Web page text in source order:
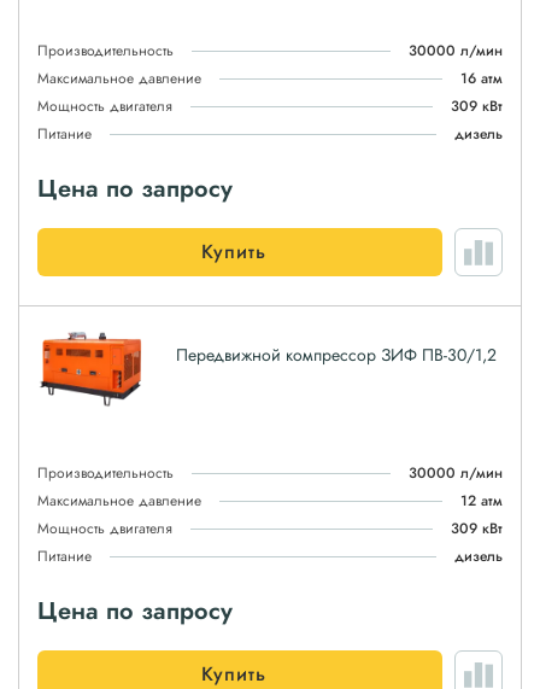
Производительность
30000 л/мин
Максимальное давление
16 атм
Мощность двигателя
309 кВт
Питание
дизель
Цена по запросу
Купить
Передвижной компрессор ЗИФ ПВ-30/1,2
Производительность
30000 л/мин
Максимальное давление
12 атм
Мощность двигателя
309 кВт
Питание
дизель
Цена по запросу
Купить